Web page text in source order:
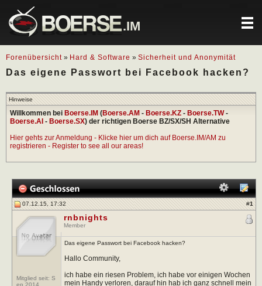
.IM
Forenübersicht » Hard & Software » Sicherheit und Anonymität
Das eigene Passwort bei Facebook hacken?
Hinweise
Willkommen bei Boerse.IM (Boerse.AM - Boerse.KZ - Boerse.TW-
Boerse.AI - Boerse.SX) der richtigen Boerse BZ/SX/SH Alternative
Hier gehts zur Anmeldung - Klicke hier um dich auf Boerse.IM/AM zu
registrieren - Register to see all our areas!
07.12.15, 17:32 #1
Mitglied seit: S
ep 2014
rnbnights
Member
Das eigene Passwort bei Facebook hacken?
Hallo Community,
ich habe ein riesen Problem, ich habe vor einigen Wochen
mein Handy verloren, darauf hin hab ich ganz schnell mein